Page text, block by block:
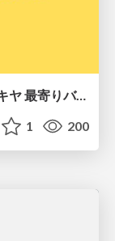
名古屋の市バスGTFS-JPデータ×スガキヤ 最寄りバス停検索をAmazon ElastiCache Serverless for Valkeyで最適化する
1 200